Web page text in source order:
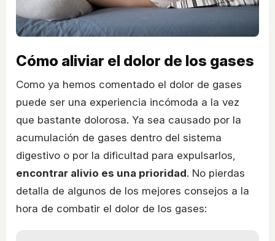
Cómo aliviar el dolor de los gases
Como ya hemos comentado el dolor de gases
puede ser una experiencia incómoda a la vez
que bastante dolorosa. Ya sea causado por la
acumulación de gases dentro del sistema
digestivo o por la dificultad para expulsarlos,
encontrar alivio es una prioridad. No pierdas
detalla de algunos de los mejores consejos a la
hora de combatir el dolor de los gases: